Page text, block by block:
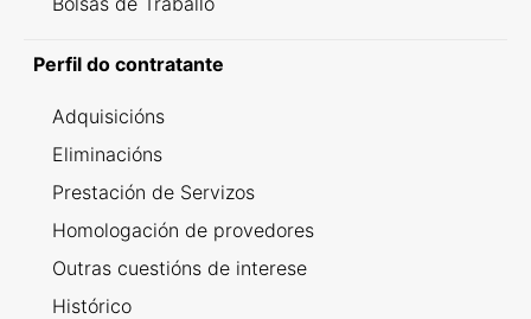
Perfil do contratante
Adquisicións
Eliminacións
Prestación de Servizos
Homologación de provedores
Outras cuestións de interese
Histórico